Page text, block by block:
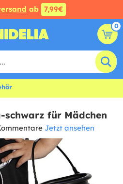
ab 7,99€
0
für Mädchen
Jetzt ansehen